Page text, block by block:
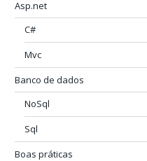
Asp.net
C#
Mvc
Banco de dados
NoSql
Sql
Boas práticas